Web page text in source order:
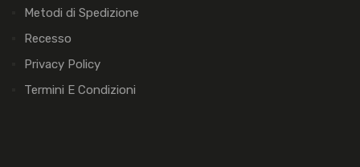
Metodi di Spedizione
Recesso
Privacy Policy
Termini E Condizioni